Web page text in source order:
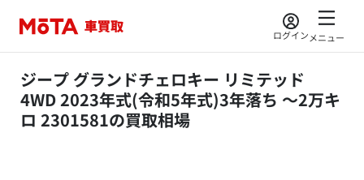
ログインメニュー
ジープ グランドチェロキー リミテッド
4WD 2023年式(令和5年式)3年落ち ～2万キ
ロ 2301581の買取相場